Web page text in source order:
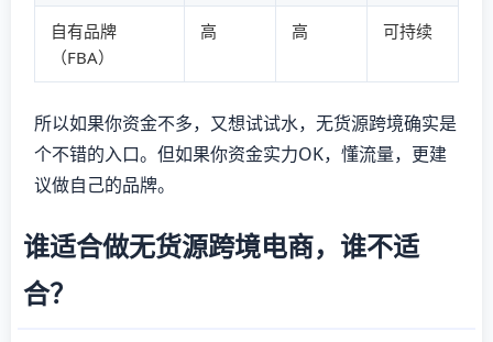
自有品牌
（FBA）
高 高 可持续
所以如果你资金不多，又想试试水，无货源跨境确实是
个不错的入口。但如果你资金实力OK，懂流量，更建
议做自己的品牌。
谁适合做无货源跨境电商，谁不适
合？